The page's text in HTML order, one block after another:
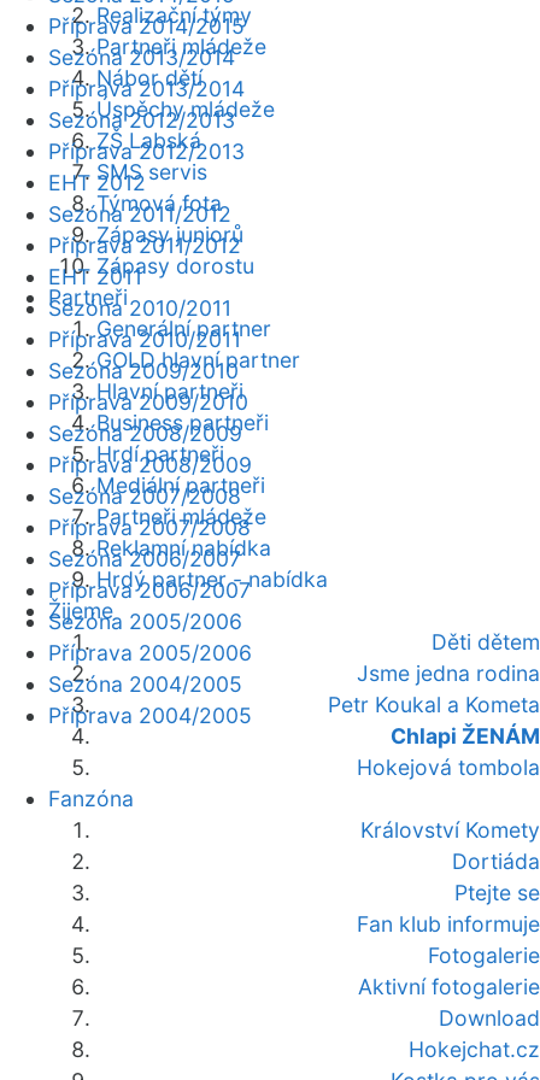
Realizační týmy
Partneři mládeže
Nábor dětí
Úspěchy mládeže
ZŠ Labská
SMS servis
Týmová fota
Zápasy juniorů
Zápasy dorostu
Partneři
Generální partner
GOLD hlavní partner
Hlavní partneři
Business partneři
Hrdí partneři
Mediální partneři
Partneři mládeže
Reklamní nabídka
Hrdý partner - nabídka
Žijeme
Děti dětem
Jsme jedna rodina
Petr Koukal a Kometa
Chlapi ŽENÁM
Hokejová tombola
Fanzóna
Království Komety
Dortiáda
Ptejte se
Fan klub informuje
Fotogalerie
Aktivní fotogalerie
Download
Hokejchat.cz
Příprava 2014/2015
Sezóna 2013/2014
Příprava 2013/2014
Sezóna 2012/2013
Příprava 2012/2013
EHT 2012
Sezóna 2011/2012
Příprava 2011/2012
EHT 2011
Sezóna 2010/2011
Příprava 2010/2011
Sezóna 2009/2010
Příprava 2009/2010
Sezóna 2008/2009
Příprava 2008/2009
Sezóna 2007/2008
Příprava 2007/2008
Sezóna 2006/2007
Příprava 2006/2007
Sezóna 2005/2006
Příprava 2005/2006
Sezóna 2004/2005
Příprava 2004/2005